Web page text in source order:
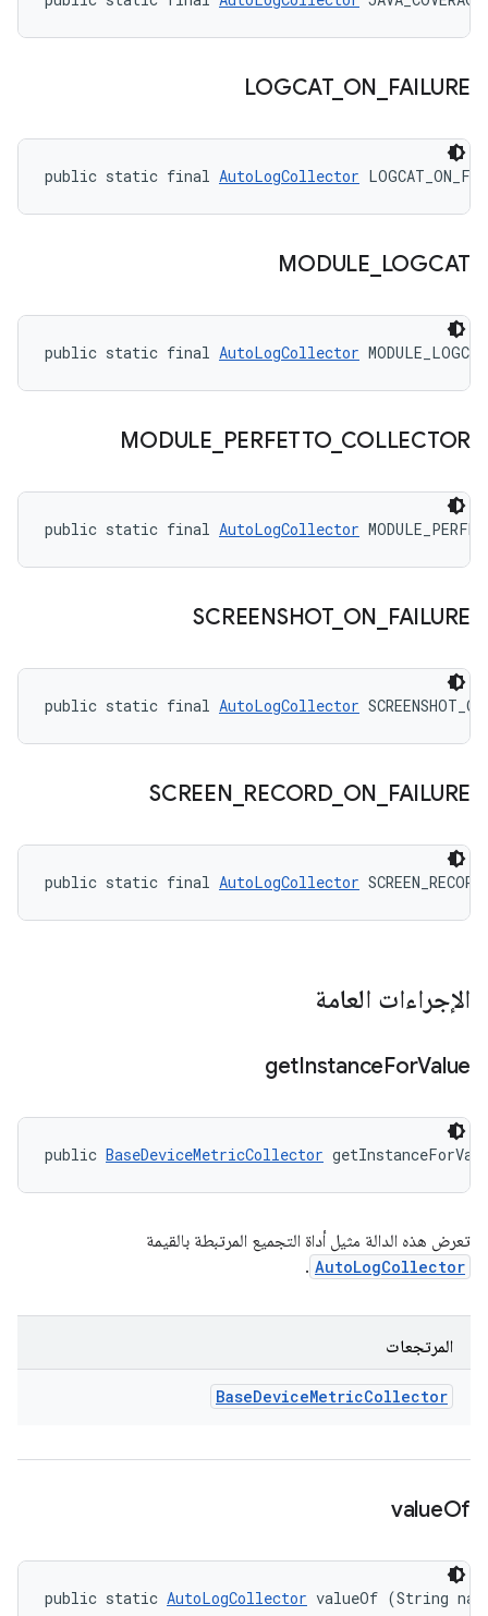
LOGCAT_ ON FAILURE
public static final AutoLogCollector
MODULE LOGCAT
public static final AutoLogCollector MODULE_LOGCAT
MODULE PERFETTO_ COLLECTOR
public static final AutoLogCollector
SCREENSHOT_ ON FAILURE
public static final AutoLogCollector
SCREEN RECORD_ ON FAILURE
public static final AutoLogCollector
الإجراءات العامة
getInstanceForValue
public BaseDeviceMetricCollector
تعرض هذه الدالة مثيل أداة التجميع المرتبطة بالقيمة
AutoLogCollector
.
المرتجعات
BaseDeviceMetricCollector
valueOf
public static AutoLogCollector valueOf (String